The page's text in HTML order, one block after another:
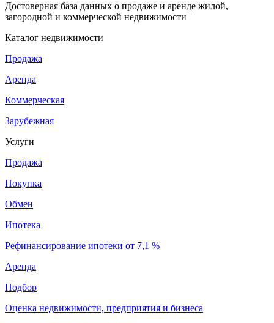
Достоверная база данных о продаже и аренде жилой,
загородной и коммерческой недвижимости
Каталог недвижимости
Продажа
Аренда
Коммерческая
Зарубежная
Услуги
Продажа
Покупка
Обмен
Ипотека
Рефинансирование ипотеки от 7,1 %
Аренда
Подбор
Оценка недвижимости, предприятия и бизнеса